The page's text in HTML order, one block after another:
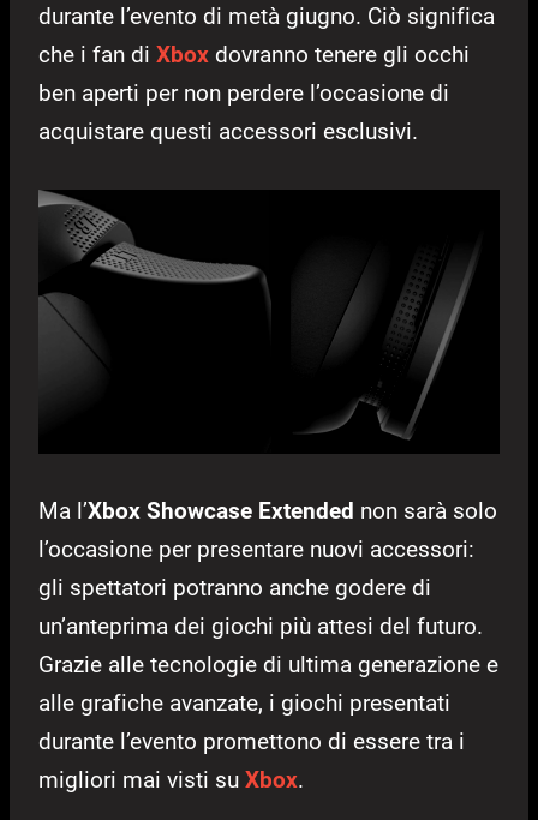
durante l’evento di metà giugno. Ciò significa
che i fan di Xbox dovranno tenere gli occhi
ben aperti per non perdere l’occasione di
acquistare questi accessori esclusivi.
Ma l’Xbox Showcase Extended non sarà solo
l’occasione per presentare nuovi accessori:
gli spettatori potranno anche godere di
un’anteprima dei giochi più attesi del futuro.
Grazie alle tecnologie di ultima generazione e
alle grafiche avanzate, i giochi presentati
durante l’evento promettono di essere tra i
migliori mai visti su Xbox.